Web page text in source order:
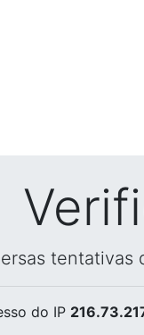
tentativas
do IP